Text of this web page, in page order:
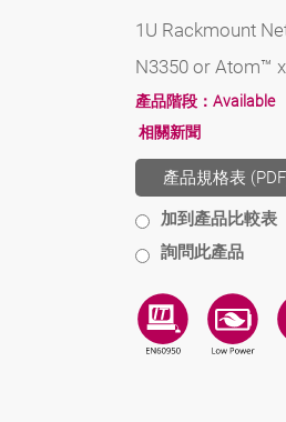
1U Rackmount
N3350 or Atom™
產品階段： Available
相關新聞
產品規格表
加到產品比較表
詢問此產品